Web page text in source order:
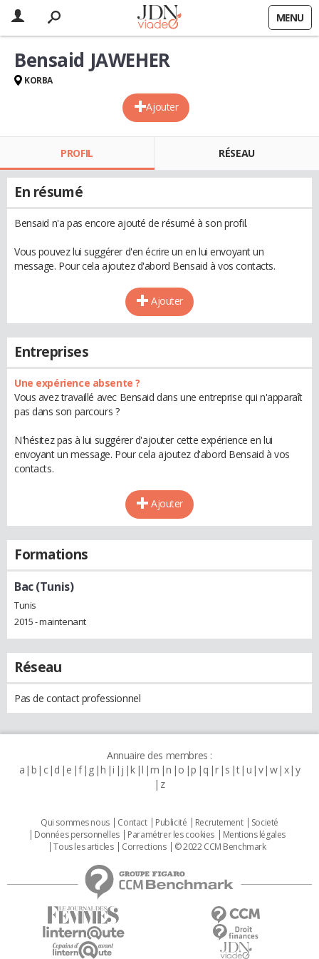
MENU
Ajouter
Bensaid JAWEHER
KORBA
PROFIL RÉSEAU
En résumé
Bensaid n'a pas encore ajouté de résumé à son profil.
Vous pouvez lui suggérer d'en écrire un en lui envoyant un
message. Pour cela ajoutez d'abord Bensaid à vos contacts.
Ajouter
Entreprises
Une expérience absente ?
Vous avez travaillé avec Bensaid dans une entreprise qui n'apparaît
pas dans son parcours ?
N'hésitez pas à lui suggérer d'ajouter cette expérience en lui
envoyant un message. Pour cela ajoutez d'abord Bensaid à vos
contacts.
Ajouter
Formations
Bac (Tunis)
Tunis
2015 - maintenant
Réseau
Pas de contact professionnel
Annuaire des membres :
a b c d e f g h i j k l m n o p q r s t u v w x y
z
Qui sommes nous Contact Publicité Recrutement
Societé
Données personnelles
Paramétrer les cookies
Mentions légales
Tous les articles
Corrections © 2022 CCM Benchmark